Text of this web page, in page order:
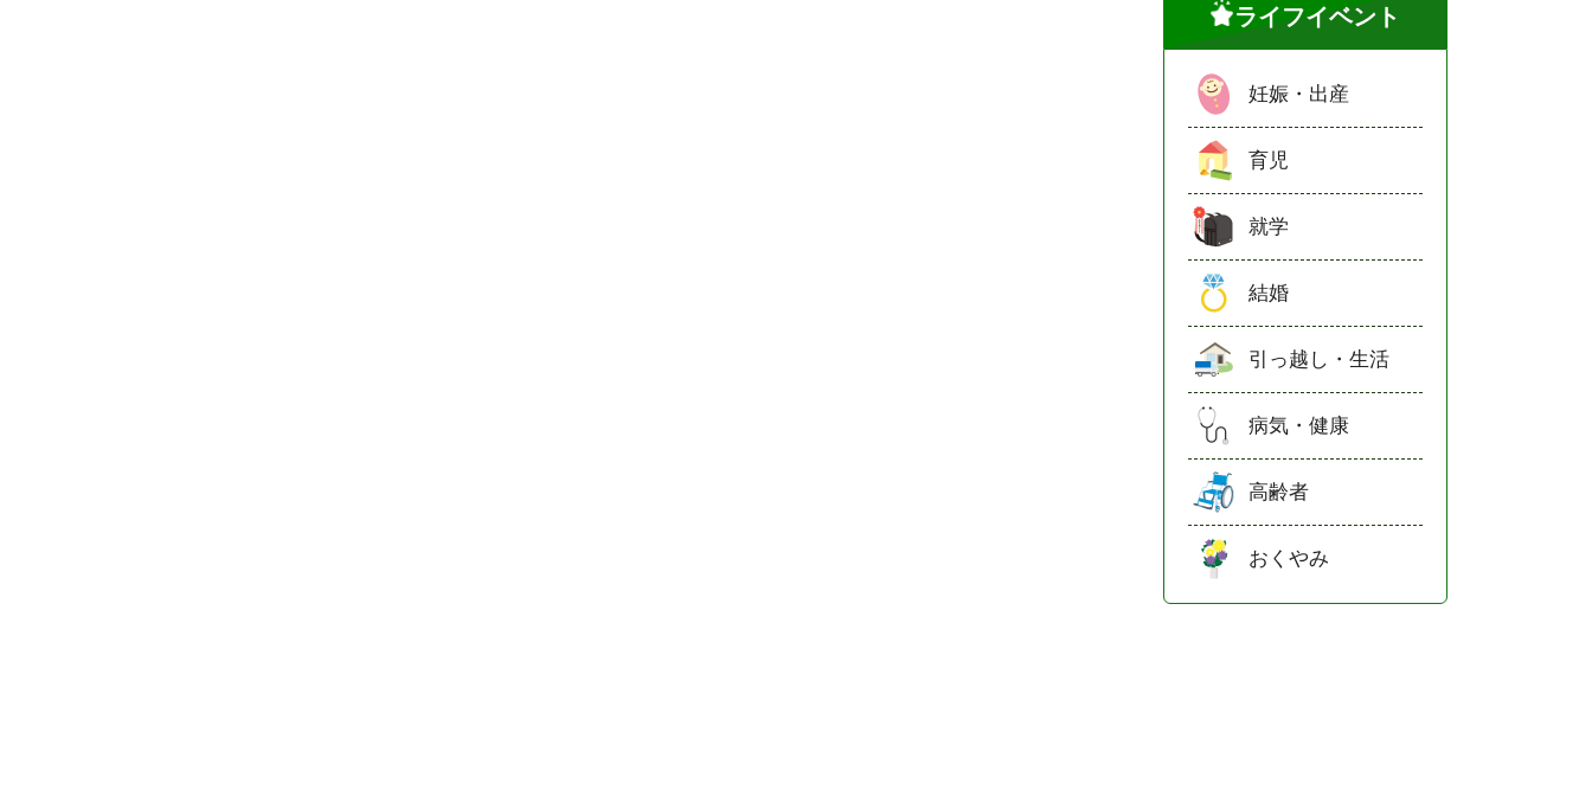
ライフイベント
妊娠・出産
育児
就学
結婚
引っ越し・生活
病気・健康
高齢者
おくやみ